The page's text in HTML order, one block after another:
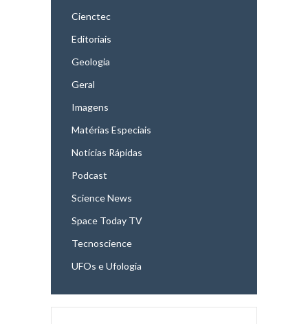
Cienctec
Editoriais
Geologia
Geral
Imagens
Matérias Especiais
Notícias Rápidas
Podcast
Science News
Space Today TV
Tecnoscience
UFOs e Ufologia